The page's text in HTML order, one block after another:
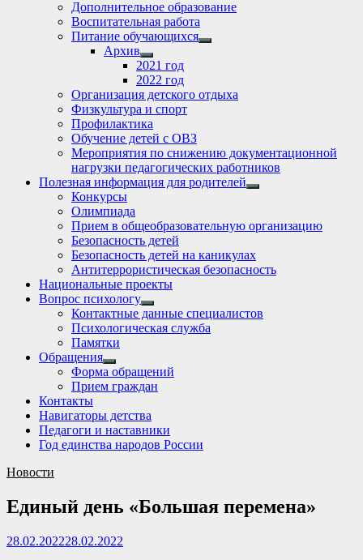
Дополнительное образование
Воспитательная работа
Питание обучающихся
Show
Архив
Show
sub
menu
2021 год
2022 год
Организация детского отдыха
Физкультура и спорт
Профилактика
Обучение детей с ОВЗ
Мероприятия по снижению документационной
нагрузки педагогических работников
Полезная информация для родителей
Show
Конкурсы
Олимпиада
Прием в общеобразовательную организацию
Безопасность детей
Безопасность детей на каникулах
Антитеррористическая безопасность
Национальные проекты
Вопрос психологу
Show
sub
menu
Контактные данные специалистов
Психологическая служба
Памятки
Обращения
Show
sub
menu
Форма обращений
Прием граждан
Контакты
Навигаторы детства
Педагоги и наставники
Год единства народов России
Новости
Единый день «Большая перемена»
28.02.202228.02.2022